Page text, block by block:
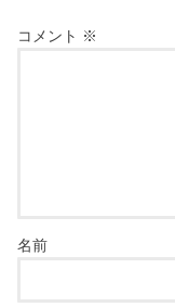
コメント ※
名前